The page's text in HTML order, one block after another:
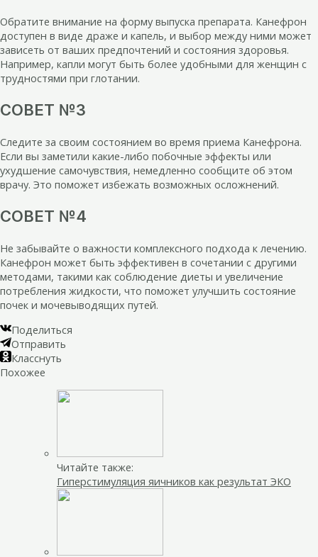
Обратите внимание на форму выпуска препарата. Канефрон
доступен в виде драже и капель, и выбор между ними может
зависеть от ваших предпочтений и состояния здоровья.
Например, капли могут быть более удобными для женщин с
трудностями при глотании.
СОВЕТ №3
Следите за своим состоянием во время приема Канефрона.
Если вы заметили какие-либо побочные эффекты или
ухудшение самочувствия, немедленно сообщите об этом
врачу. Это поможет избежать возможных осложнений.
СОВЕТ №4
Не забывайте о важности комплексного подхода к лечению.
Канефрон может быть эффективен в сочетании с другими
методами, такими как соблюдение диеты и увеличение
потребления жидкости, что поможет улучшить состояние
почек и мочевыводящих путей.
Поделиться
Отправить
Класснуть
Похожее
Читайте также:
Гиперстимуляция яичников как результат ЭКО